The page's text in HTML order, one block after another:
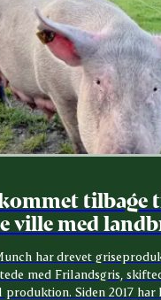
tilbage
ville med
har drevet
med Frilandsgris,
produktion. Siden 2017 har